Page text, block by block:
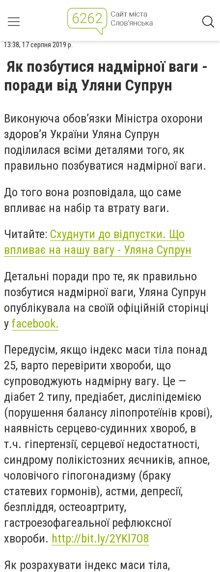
13:38, 17 серпня 2019 р.
Як позбутися надмірної ваги -
поради від Уляни Супрун
Виконуюча обов’язки Міністра охорони
здоров’я України Уляна Супрун
поділилася всіми деталями того, як
правильно позбуватися надмірної ваги.
До того вона розповідала, що саме
впливає на набір та втрату ваги.
Читайте: Схуднути до відпустки. Що
впливає на нашу вагу - Уляна Супрун
Детальні поради про те, як правильно
позбутися надмірної ваги, Уляна Супрун
опублікувала на своїй офіційній сторінці
у facebook.
Передусім, якщо індекс маси тіла понад
25, варто перевірити хвороби, що
супроводжують надмірну вагу. Це —
діабет 2 типу, предіабет, дисліпідемією
(порушення балансу ліпопротеїнів крові),
наявність серцево-судинних хвороб, в
т.ч. гіпертензії, серцевої недостатності,
синдрому полікістозних яєчників, апное,
чоловічого гіпогонадизму (браку
статевих гормонів), астми, депресії,
безпліддя, остеоартриту,
гастроезофагеальної рефлюксної
хвороби. http://bit.ly/2YKl7O8
Як розрахувати індекс маси тіла,